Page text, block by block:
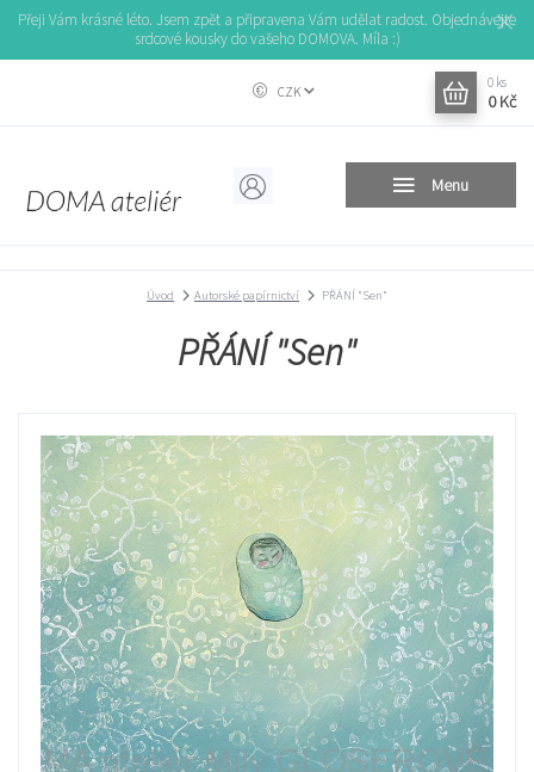
Přeji Vám krásné léto. Jsem zpět a připravena Vám udělat radost. Objednávejte
srdcové kousky do vašeho DOMOVA. Míla :)
Menu
CZK
0 ks
0 Kč
Úvod Autorské papírnictví PŘÁNÍ "Sen"
PŘÁNÍ "Sen"